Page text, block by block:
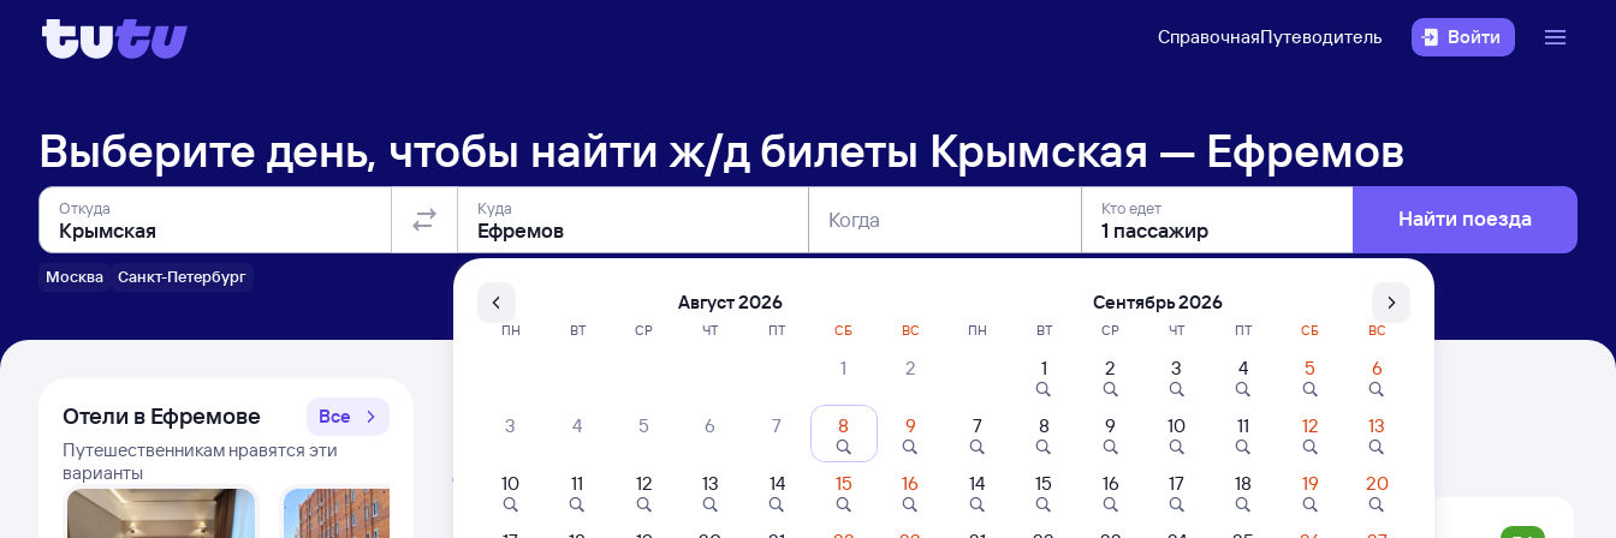
СправочнаяПутеводитель Войти
Выберите день, чтобы найти ж/д билеты Крымская — Ефремов
Откуда
Москва Санкт-Петербург
Куда Когда Кто едет Найти поезда
Отели в Ефремове
Все
Путешественникам нравятся эти
варианты
Расписание поездов Крымская — Ефремов
Открыта продажа билетов на 5 ноября. Отправление и прибытие по местному времени. Цены за 1 пассажира
Самый быстрый
Август 2026
ПН ВТ СР ЧТ ПТ СБ ВС
1 2
3 4 5 6 7 8 9
10 11 12 13 14 15 16
Сентябрь 2026
ПН ВТ СР ЧТ ПТ СБ ВС
1 2 3 4 5 6
7 8 9 10 11 12 13
14 15 16 17 18 19 20